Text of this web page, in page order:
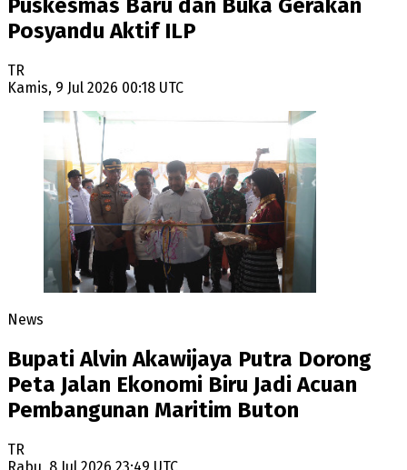
Puskesmas Baru dan Buka Gerakan
Posyandu Aktif ILP
TR
Kamis, 9 Jul 2026 00:18 UTC
News
Bupati Alvin Akawijaya Putra Dorong
Peta Jalan Ekonomi Biru Jadi Acuan
Pembangunan Maritim Buton
TR
Rabu, 8 Jul 2026 23:49 UTC